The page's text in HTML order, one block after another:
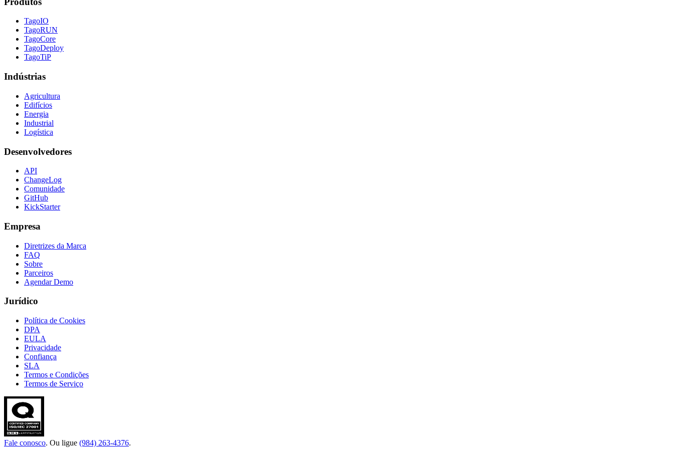
TagoIO
TagoRUN
TagoCore
TagoDeploy
TagoTiP
Indústrias
Agricultura
Edifícios
Energia
Industrial
Logística
Desenvolvedores
API
ChangeLog
Comunidade
GitHub
KickStarter
Empresa
Diretrizes da Marca
FAQ
Sobre
Parceiros
Agendar Demo
Jurídico
Política de Cookies
DPA
EULA
Privacidade
Confiança
SLA
Termos e Condições
Termos de Serviço
Fale conosco. Ou ligue (984) 263-4376.